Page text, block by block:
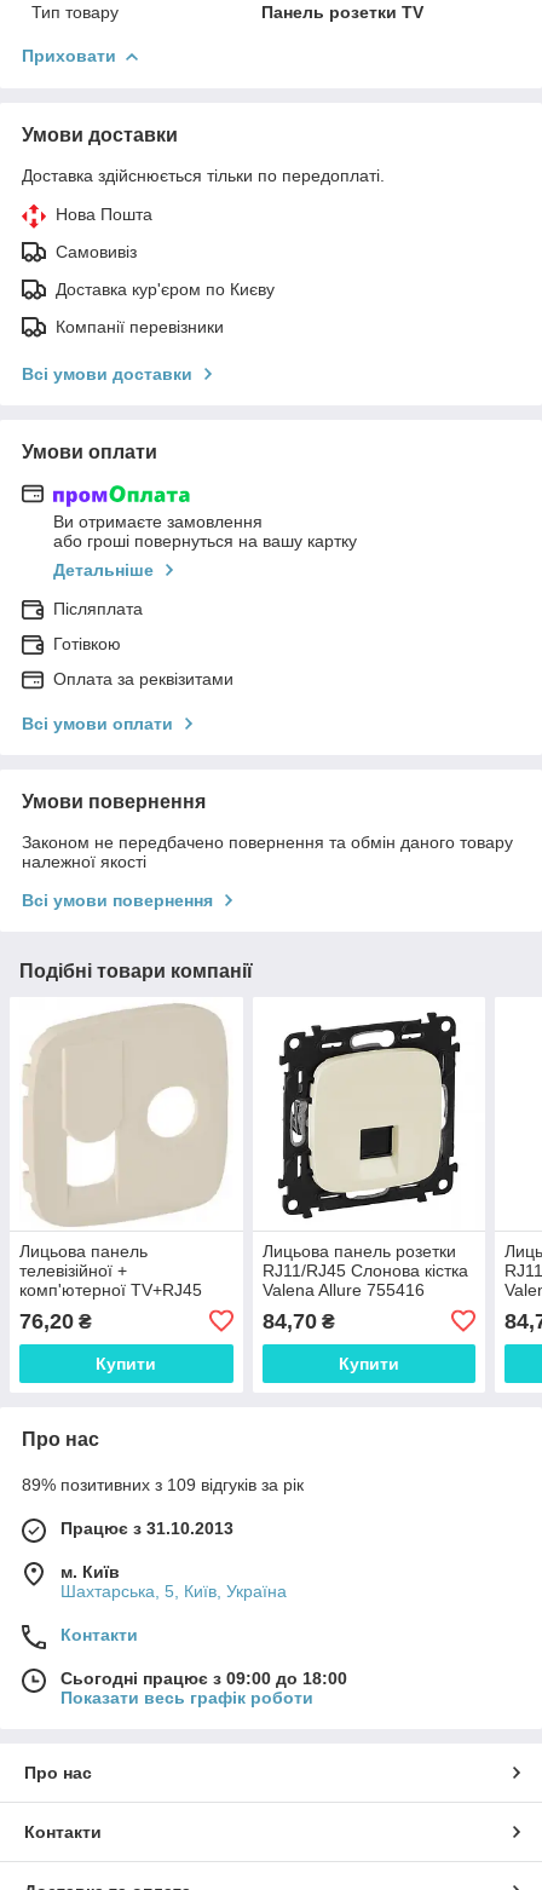
Тип товару
Панель розетки TV
Приховати
Умови доставки
Доставка здійснюється тільки по передоплаті.
Нова Пошта
Самовивіз
Доставка кур'єром по Києву
Компанії перевізники
Всі умови доставки
Умови оплати
Ви отримаєте замовлення
або гроші повернуться на вашу картку
Детальніше
Післяплата
Готівкою
Оплата за реквізитами
Всі умови оплати
Умови повернення
Законом не передбачено повернення та обмін даного товару
належної якості
Всі умови повернення
Подібні товари компанії
Лицьова панель
телевізійної +
комп'ютерної TV+RJ45
754836 Legrand Valena
Allure
76,20 ₴
Купити
Лицьова панель розетки
RJ11/RJ45 Слонова кістка
Valena Allure 755416
84,70₴
Купити
Про нас
89% позитивних з 109 відгуків за рік
Працює з 31.10.2013
м. Київ
Шахтарська, 5, Київ, Україна
Контакти
Сьогодні працює з 09:00 до 18:00
Показати весь графік роботи
Про нас
Контакти